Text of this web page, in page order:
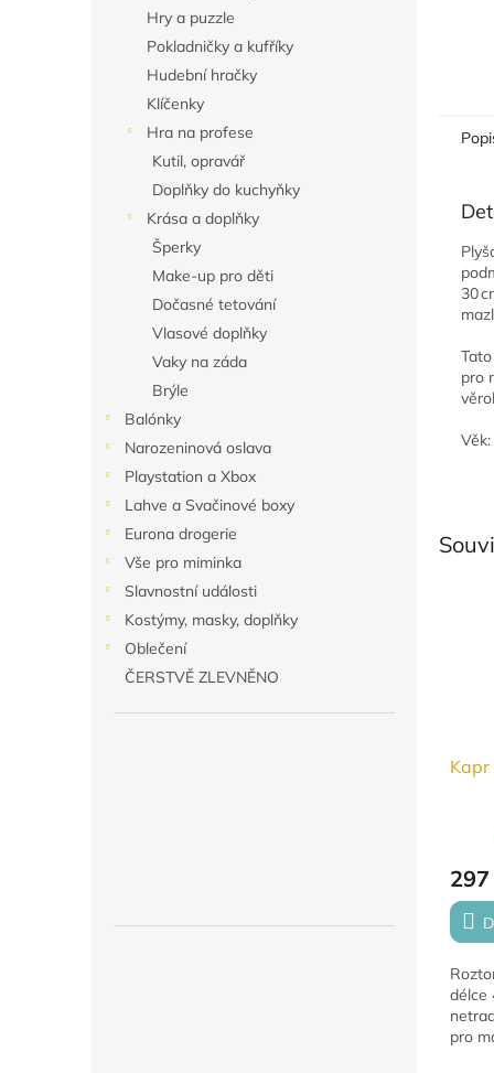
Hry a puzzle
Pokladničky a kufříky
Hudební hračky
Klíčenky
Hra na profese
Kutil, opravář
Doplňky do kuchyňky
Krása a doplňky
Šperky
Make-up pro děti
Dočasné tetování
Vlasové doplňky
Vaky na záda
Brýle
Balónky
Narozeninová oslava
Playstation a Xbox
Lahve a Svačinové boxy
Eurona drogerie
Vše pro miminka
Slavnostní události
Kostýmy, masky, doplňky
Oblečení
ČERSTVĚ ZLEVNĚNO
297
délce
pro
30
pro